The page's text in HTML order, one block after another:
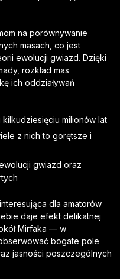
na porównywanie
masach, co jest
ewolucji gwiazd. Dzięki
rozkład mas
ich oddziaływań
milionów lat
z nich to gorętsze i
gwiazd oraz
dla amatorów
daje efekt delikatnej
Mirfaka — w
bogate pole
jasności poszczególnych